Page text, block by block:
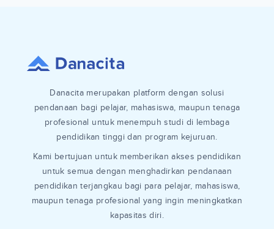
Danacita merupakan platform dengan solusi
pendanaan bagi pelajar, mahasiswa, maupun tenaga
profesional untuk menempuh studi di lembaga
pendidikan tinggi dan program kejuruan.
Kami bertujuan untuk memberikan akses pendidikan
untuk semua dengan menghadirkan pendanaan
pendidikan terjangkau bagi para pelajar, mahasiswa,
maupun tenaga profesional yang ingin meningkatkan
kapasitas diri.